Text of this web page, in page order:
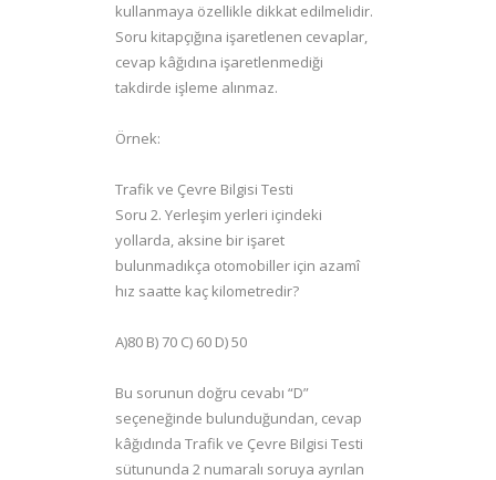
kullanmaya özellikle dikkat edilmelidir.
Soru kitapçığına işaretlenen cevaplar,
cevap kâğıdına işaretlenmediği
takdirde işleme alınmaz.
Örnek:
Trafik ve Çevre Bilgisi Testi
Soru 2. Yerleşim yerleri içindeki
yollarda, aksine bir işaret
bulunmadıkça otomobiller için azamî
hız saatte kaç kilometredir?
A)80 B) 70 C) 60 D) 50
Bu sorunun doğru cevabı “D”
seçeneğinde bulunduğundan, cevap
kâğıdında Trafik ve Çevre Bilgisi Testi
sütununda 2 numaralı soruya ayrılan